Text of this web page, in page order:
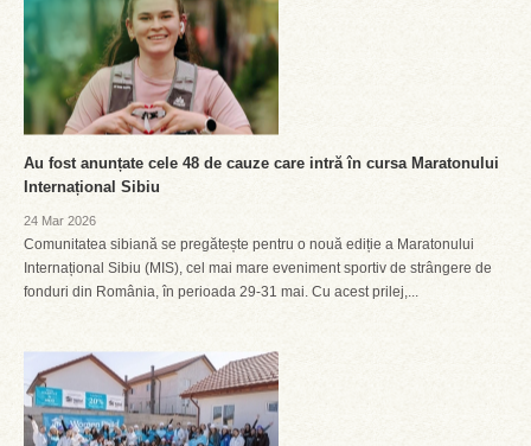
Au fost anunțate cele 48 de cauze care intră în cursa Maratonului
Internațional Sibiu
24 Mar 2026
Comunitatea sibiană se pregătește pentru o nouă ediție a Maratonului
Internațional Sibiu (MIS), cel mai mare eveniment sportiv de strângere de
fonduri din România, în perioada 29-31 mai. Cu acest prilej,...